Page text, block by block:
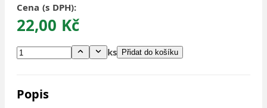
Cena (s DPH):
22,00 Kč
ks Přidat do košíku
Popis